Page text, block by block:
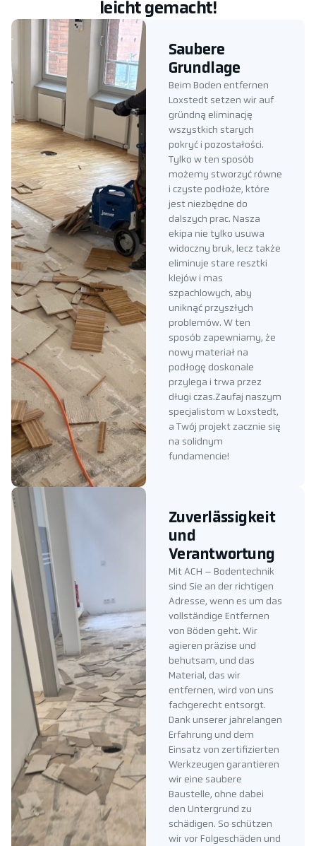
leicht gemacht!
Saubere
Grundlage
Beim Boden entfernen
Loxstedt setzen wir auf
gründną eliminację
wszystkich starych
pokryć i pozostałości.
Tylko w ten sposób
możemy stworzyć równe
i czyste podłoże, które
jest niezbędne do
dalszych prac. Nasza
ekipa nie tylko usuwa
widoczny bruk, lecz także
eliminuje stare resztki
klejów i mas
szpachlowych, aby
uniknąć przyszłych
problemów. W ten
sposób zapewniamy, że
nowy materiał na
podłogę doskonale
przylega i trwa przez
długi czas.Zaufaj naszym
specjalistom w Loxstedt,
a Twój projekt zacznie się
na solidnym
fundamencie!
Zuverlässigkeit
und
Verantwortung
Mit ACH – Bodentechnik
sind Sie an der richtigen
Adresse, wenn es um das
vollständige Entfernen
von Böden geht. Wir
agieren präzise und
behutsam, und das
Material, das wir
entfernen, wird von uns
fachgerecht entsorgt.
Dank unserer jahrelangen
Erfahrung und dem
Einsatz von zertifizierten
Werkzeugen garantieren
wir eine saubere
Baustelle, ohne dabei
den Untergrund zu
schädigen. So schützen
wir vor Folgeschäden und